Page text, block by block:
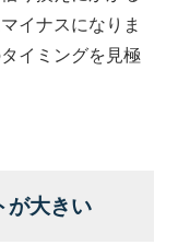
イナスになりま
イミングを見極
が大きい